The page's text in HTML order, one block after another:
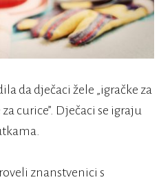
da dječaci žele „igračke za
curice”. Dječaci se igraju
znanstvenici s